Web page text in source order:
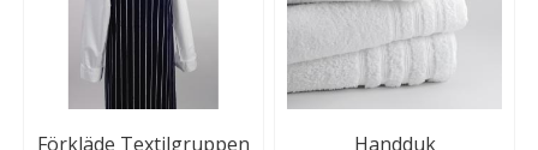
Förkläde Textilgruppen
Handduk